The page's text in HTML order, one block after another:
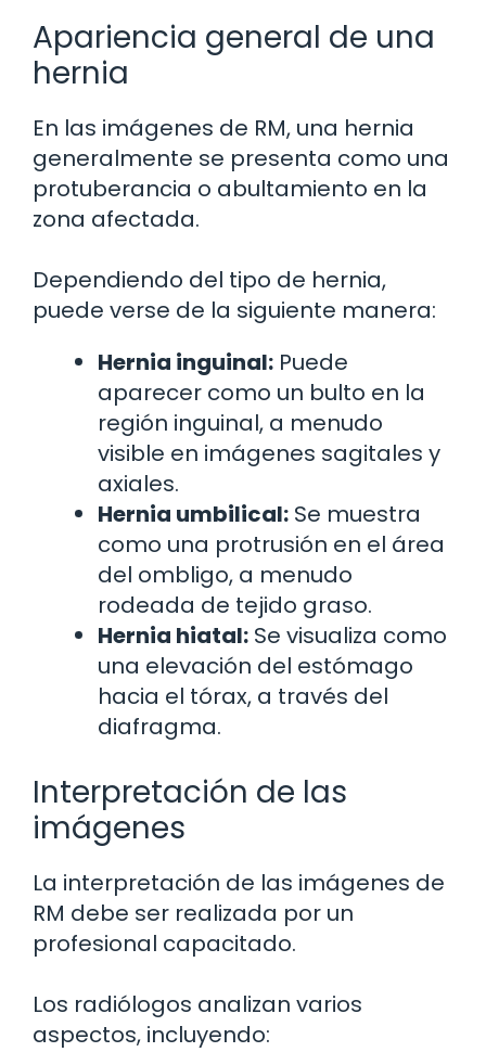
Apariencia general de una
hernia
En las imágenes de RM, una hernia
generalmente se presenta como una
protuberancia o abultamiento en la
zona afectada.
Dependiendo del tipo de hernia,
puede verse de la siguiente manera:
Hernia inguinal: Puede
aparecer como un bulto en la
región inguinal, a menudo
visible en imágenes sagitales y
axiales.
Hernia umbilical: Se muestra
como una protrusión en el área
del ombligo, a menudo
rodeada de tejido graso.
Hernia hiatal: Se visualiza como
una elevación del estómago
hacia el tórax, a través del
diafragma.
Interpretación de las
imágenes
La interpretación de las imágenes de
RM debe ser realizada por un
profesional capacitado.
Los radiólogos analizan varios
aspectos, incluyendo: